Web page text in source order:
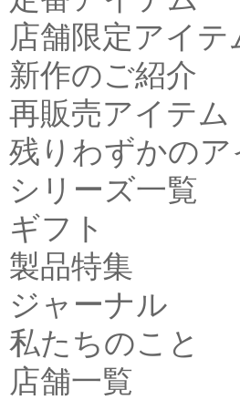
店舗限定アイテ
新作のご紹介
再販売アイテム
残りわずかのア
シリーズ一覧
ギフト
製品特集
ジャーナル
私たちのこと
店舗一覧